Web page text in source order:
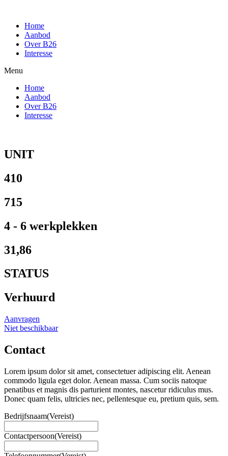
Home
Aanbod
Over B26
Interesse
Menu
Home
Aanbod
Over B26
Interesse
UNIT
410
715
4 - 6 werkplekken
31,86
STATUS
Verhuurd
Aanvragen
Niet beschikbaar
Contact
Lorem ipsum dolor sit amet, consectetuer adipiscing elit. Aenean
commodo ligula eget dolor. Aenean massa. Cum sociis natoque
penatibus et magnis dis parturient montes, nascetur ridiculus mus.
Donec quam felis, ultricies nec, pellentesque eu, pretium quis, sem.
Bedrijfsnaam(Vereist)
Contactpersoon(Vereist)